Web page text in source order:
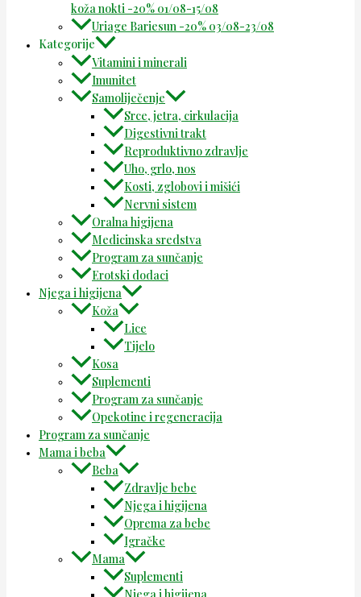
koža nokti -20% 01/08-15/08
Uriage Bariesun -20% 03/08-23/08
Kategorije
Vitamini i minerali
Imunitet
Samoliječenje
Srce, jetra, cirkulacija
Digestivni trakt
Reproduktivno zdravlje
Uho, grlo, nos
Kosti, zglobovi i mišići
Nervni sistem
Oralna higijena
Medicinska sredstva
Program za sunčanje
Erotski dodaci
Njega i higijena
Koža
Lice
Tijelo
Kosa
Suplementi
Program za sunčanje
Opekotine i regeneracija
Program za sunčanje
Mama i beba
Beba
Zdravlje bebe
Njega i higijena
Oprema za bebe
Igračke
Mama
Suplementi